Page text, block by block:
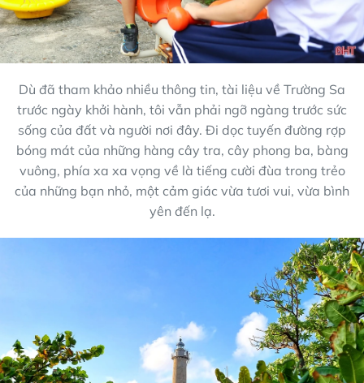
Dù đã tham khảo nhiều thông tin, tài liệu về Trường Sa
trước ngày khởi hành, tôi vẫn phải ngỡ ngàng trước sức
sống của đất và người nơi đây. Đi dọc tuyến đường rợp
bóng mát của những hàng cây tra, cây phong ba, bàng
vuông, phía xa xa vọng về là tiếng cười đùa trong trẻo
của những bạn nhỏ, một cảm giác vừa tươi vui, vừa bình
yên đến lạ.